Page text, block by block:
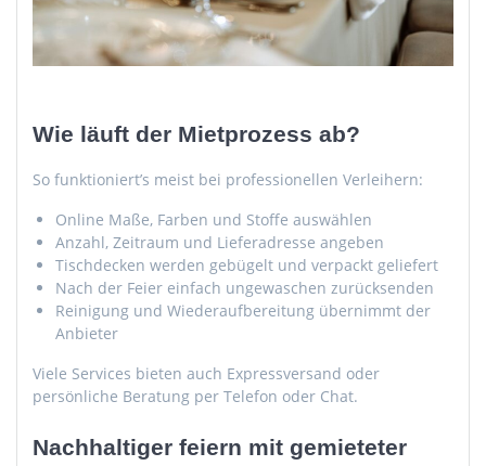
Wie läuft der Mietprozess ab?
So funktioniert’s meist bei professionellen Verleihern:
Online Maße, Farben und Stoffe auswählen
Anzahl, Zeitraum und Lieferadresse angeben
Tischdecken werden gebügelt und verpackt geliefert
Nach der Feier einfach ungewaschen zurücksenden
Reinigung und Wiederaufbereitung übernimmt der
Anbieter
Viele Services bieten auch Expressversand oder
persönliche Beratung per Telefon oder Chat.
Nachhaltiger feiern mit gemieteter